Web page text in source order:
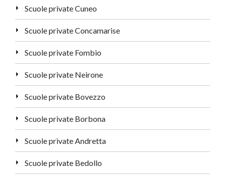
Scuole private Cuneo
Scuole private Concamarise
Scuole private Fombio
Scuole private Neirone
Scuole private Bovezzo
Scuole private Borbona
Scuole private Andretta
Scuole private Bedollo